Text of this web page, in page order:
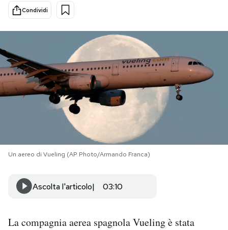
NEWSLETTER
I MIEI PREFERITI
CALENDARIO
AREA PERSONALE
Newsletter
Condividi
Un aereo di Vueling (AP Photo/Armando Franca)
Ascolta l'articolo 03:10
La compagnia aerea spagnola Vueling è stata